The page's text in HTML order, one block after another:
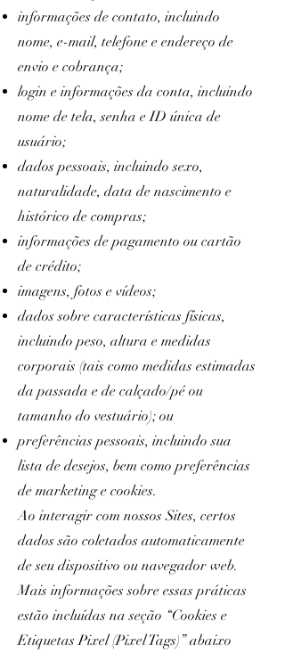
informações de contato, incluindo
nome, e-mail, telefone e endereço de
envio e cobrança;
login e informações da conta, incluindo
nome de tela, senha e ID única de
usuário;
dados pessoais, incluindo sexo,
naturalidade, data de nascimento e
histórico de compras;
informações de pagamento ou cartão
de crédito;
imagens, fotos e vídeos;
dados sobre características físicas,
incluindo peso, altura e medidas
corporais (tais como medidas estimadas
da passada e de calçado/pé ou
tamanho do vestuário); ou
preferências pessoais, incluindo sua
lista de desejos, bem como preferências
de marketing e cookies.
Ao interagir com nossos Sites, certos
dados são coletados automaticamente
de seu dispositivo ou navegador web.
Mais informações sobre essas práticas
estão incluídas na seção “Cookies e
Etiquetas Pixel (Pixel Tags)” abaixo